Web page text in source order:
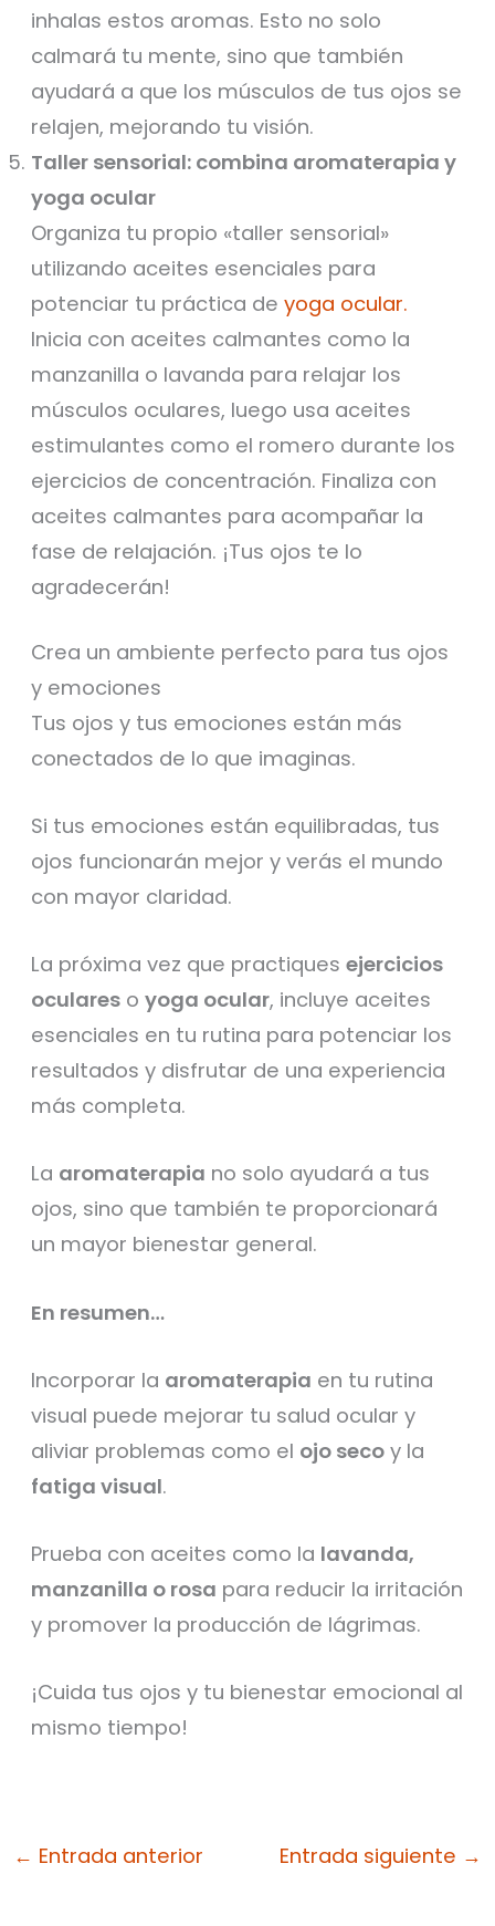
inhalas estos aromas. Esto no solo
calmará tu mente, sino que también
ayudará a que los músculos de tus ojos se
relajen, mejorando tu visión.
Taller sensorial: combina aromaterapia y
yoga ocular
Organiza tu propio «taller sensorial»
utilizando aceites esenciales para
potenciar tu práctica deyoga ocular.
Inicia con aceites calmantes como la
manzanilla o lavanda para relajar los
músculos oculares, luego usa aceites
estimulantes como el romero durante los
ejercicios de concentración. Finaliza con
aceites calmantes para acompañar la
fase de relajación. ¡Tus ojos te lo
agradecerán!
Crea un ambiente perfecto para tus ojos
y emociones
Tus ojos y tus emociones están más
conectados de lo que imaginas.
Si tus emociones están equilibradas, tus
ojos funcionarán mejor y verás el mundo
con mayor claridad.
La próxima vez que practiquesejercicios
oculares oyoga ocular, incluye aceites
esenciales en tu rutina para potenciar los
resultados y disfrutar de una experiencia
más completa.
La aromaterapia no solo ayudará a tus
ojos, sino que también te proporcionará
un mayor bienestar general.
En resumen…
Incorporar la aromaterapia en tu rutina
visual puede mejorar tu salud ocular y
aliviar problemas como el ojo seco y la
fatiga visual.
Prueba con aceites como la lavanda,
manzanilla o rosa para reducir la irritación
y promover la producción de lágrimas.
¡Cuida tus ojos y tu bienestar emocional al
mismo tiempo!
← Entrada anterior Entrada siguiente →